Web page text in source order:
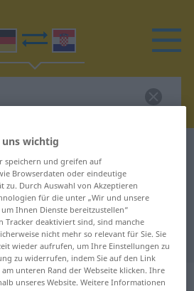
Wörterbuch
Übersetzung für
Übersetzung
Adjektiv
wichtig
speichern und greifen auf
Browserdaten oder eindeutige
zu. Durch Auswahl von Akzeptieren
für die unter „Wir und unsere
Ihnen Dienste bereitzustellen“
Tracker deaktiviert sind, sind manche
nicht mehr so relevant für Sie. Sie
wieder aufrufen, um Ihre Einstellungen zu
zu widerrufen, indem Sie auf den Link
unteren Rand der Webseite klicken. Ihre
unseres Website. Weitere Informationen